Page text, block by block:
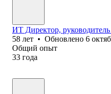
ИТ Директор,
58 лет • Обновлено 6
Общий опыт
33 года